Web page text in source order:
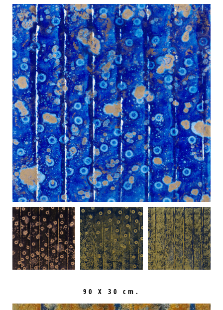
90 X 30 cm.